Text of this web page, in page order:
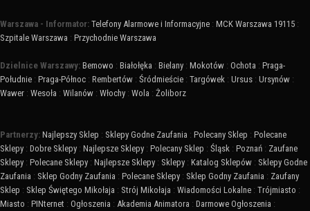
Warszawa - Informator: Telefony Alarmowe i Informacyjne : MCK Warszawa 19115 :
Szpitale Warszawa : Przychodnie Warszawa
Dzielnice Warszawy: Bemowo : Białołęka : Bielany : Mokotów : Ochota : Praga-
Południe : Praga-Północ : Rembertów : Śródmieście : Targówek : Ursus : Ursynów :
Wawer : Wesoła : Wilanów : Włochy : Wola : Żoliborz
Partnerzy: Najlepszy Sklep : Sklepy Godne Zaufania : Polecany Sklep : Polecane
Sklepy : Dobre Sklepy : Najlepsze Sklepy : Polecany Sklep : Śląsk : Poznań : Zaufane
Sklepy : Polecane Sklepy : Najlepsze Sklepy : Sklepy : Katalog Sklepów : Sklepy Godne
Zaufania : Sklep Godny Zaufania : Polecane Sklepy : Sklep Godny Zaufania : Zaufany
Sklep : Sklep Świętego Mikołaja : Strój Mikołaja : Wiadomości Lokalne : Trójmiasto :
Miasto : PINternet : Ogłoszenia : Akademia Animatora : Darmowe Ogłoszenia :